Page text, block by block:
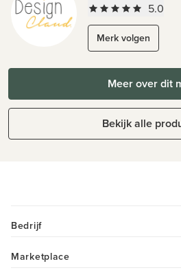
5.0
Merk volgen
Meer over dit
Bekijk alle
Bedrijf
Marketplace